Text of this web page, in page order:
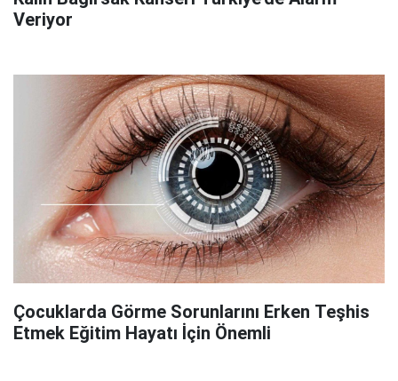
Veriyor
Çocuklarda Görme Sorunlarını Erken Teşhis
Etmek Eğitim Hayatı İçin Önemli